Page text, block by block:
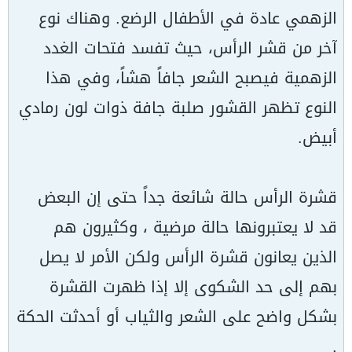
الزهمي عادة في الأطفال الرضع. وهناك نوع
آخر من قشر الرأس، حيث تفسد فتحات الغدد
الزهمية فيصبح الشعر جافاً هشاً، وفي هذا
النوع تظهر القشور صلبة جافة ذوات لون رمادي
أبيض.
قشرة الرأس حالة شائعة جداً حتى إن البعض
قد لا يعتبرونها حالة مرضية ، وكثيرون هم
الذين يعانون قشرة الرأس ولكن الأمر لا يصل
بهم إلى حد الشكوى إلا إذا ظهرت القشرة
بشكل واضح على الشعر والثياب أو أحدثت الحكة